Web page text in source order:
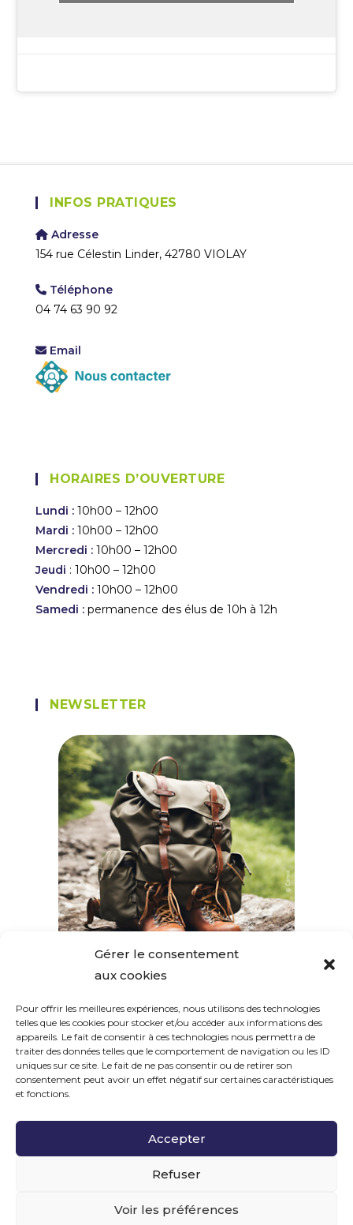
Gérer le consentement
aux cookies
Pour offrir les meilleures expériences, nous utilisons des technologies
telles que les cookies pour stocker et/ou accéder aux informations des
appareils. Le fait de consentir à ces technologies nous permettra de
traiter des données telles que le comportement de navigation ou les ID
uniques sur ce site. Le fait de ne pas consentir ou de retirer son
consentement peut avoir un effet négatif sur certaines caractéristiques
et fonctions.
Accepter
Refuser
Voir les préférences
INFOS PRATIQUES
Adresse
154 rue Célestin Linder, 42780 VIOLAY
Téléphone
04 74 63 90 92
Email
HORAIRES D’OUVERTURE
Lundi : 10h00 – 12h00
Mardi : 10h00 – 12h00
Mercredi : 10h00 – 12h00
Jeudi : 10h00 – 12h00
Vendredi : 10h00 – 12h00
Samedi : permanence des élus de 10h à 12h
NEWSLETTER
SUIVEZ-NOUS
MENTIONS LÉGALES POLITIQUE DE CONFIDENTIALITÉ
COPYRIGHT ©